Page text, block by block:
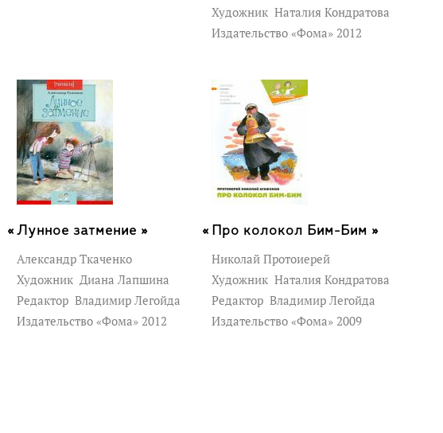
Художник Наталия Кондратова
Издательство «Фома» 2012
Лунное затмение »
Александр Ткаченко
Художник Диана Лапшина
Редактор Владимир Легойда
Издательство «Фома» 2012
Про колокол Бим-Бим »
Николай Протоиерей
Художник Наталия Кондратова
Редактор Владимир Легойда
Издательство «Фома» 2009